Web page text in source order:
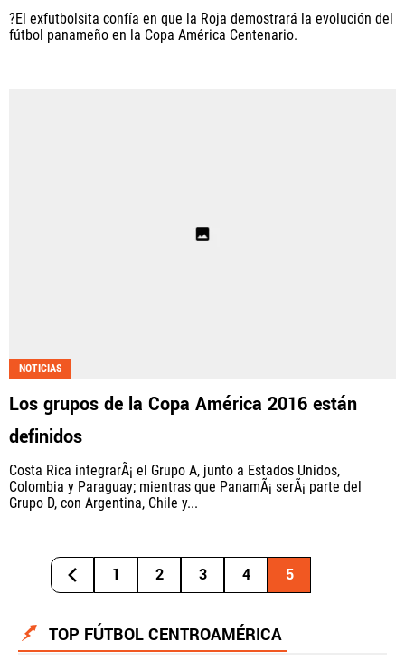
?El exfutbolsita confía en que la Roja demostrará la evolución del
fútbol panameño en la Copa América Centenario.
NOTICIAS
Los grupos de la Copa América 2016 están
definidos
Costa Rica integrarÃ¡ el Grupo A, junto a Estados Unidos,
Colombia y Paraguay; mientras que PanamÃ¡ serÃ¡ parte del
Grupo D, con Argentina, Chile y...
1 2 3 4 5
TOP FÚTBOL CENTROAMÉRICA